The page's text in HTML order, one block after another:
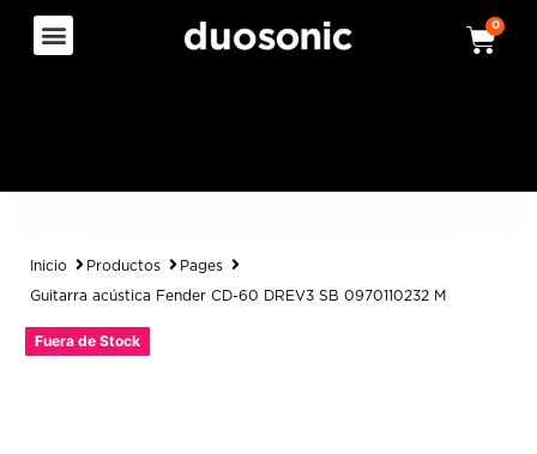
0
Inicio Productos Pages
Guitarra acústica Fender CD-60 DREV3 SB 0970110232 M
Fuera de Stock